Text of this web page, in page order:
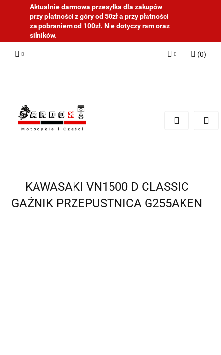
Aktualnie darmowa przesyłka dla zakupów
przy płatności z góry od 50zł a przy płatności
za pobraniem od 100zł. Nie dotyczy ram oraz
silników.
(0)
KAWASAKI VN1500 D CLASSIC
GAŹNIK PRZEPUSTNICA G255AKEN